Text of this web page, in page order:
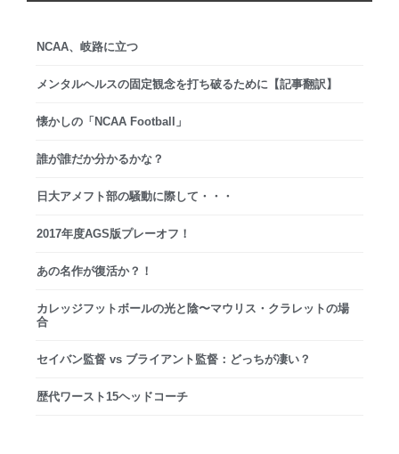
NCAA、岐路に立つ
メンタルヘルスの固定観念を打ち破るために【記事翻訳】
懐かしの「NCAA Football」
誰が誰だか分かるかな？
日大アメフト部の騒動に際して・・・
2017年度AGS版プレーオフ！
あの名作が復活か？！
カレッジフットボールの光と陰〜マウリス・クラレットの場
合
セイバン監督 vs ブライアント監督：どっちが凄い？
歴代ワースト15ヘッドコーチ